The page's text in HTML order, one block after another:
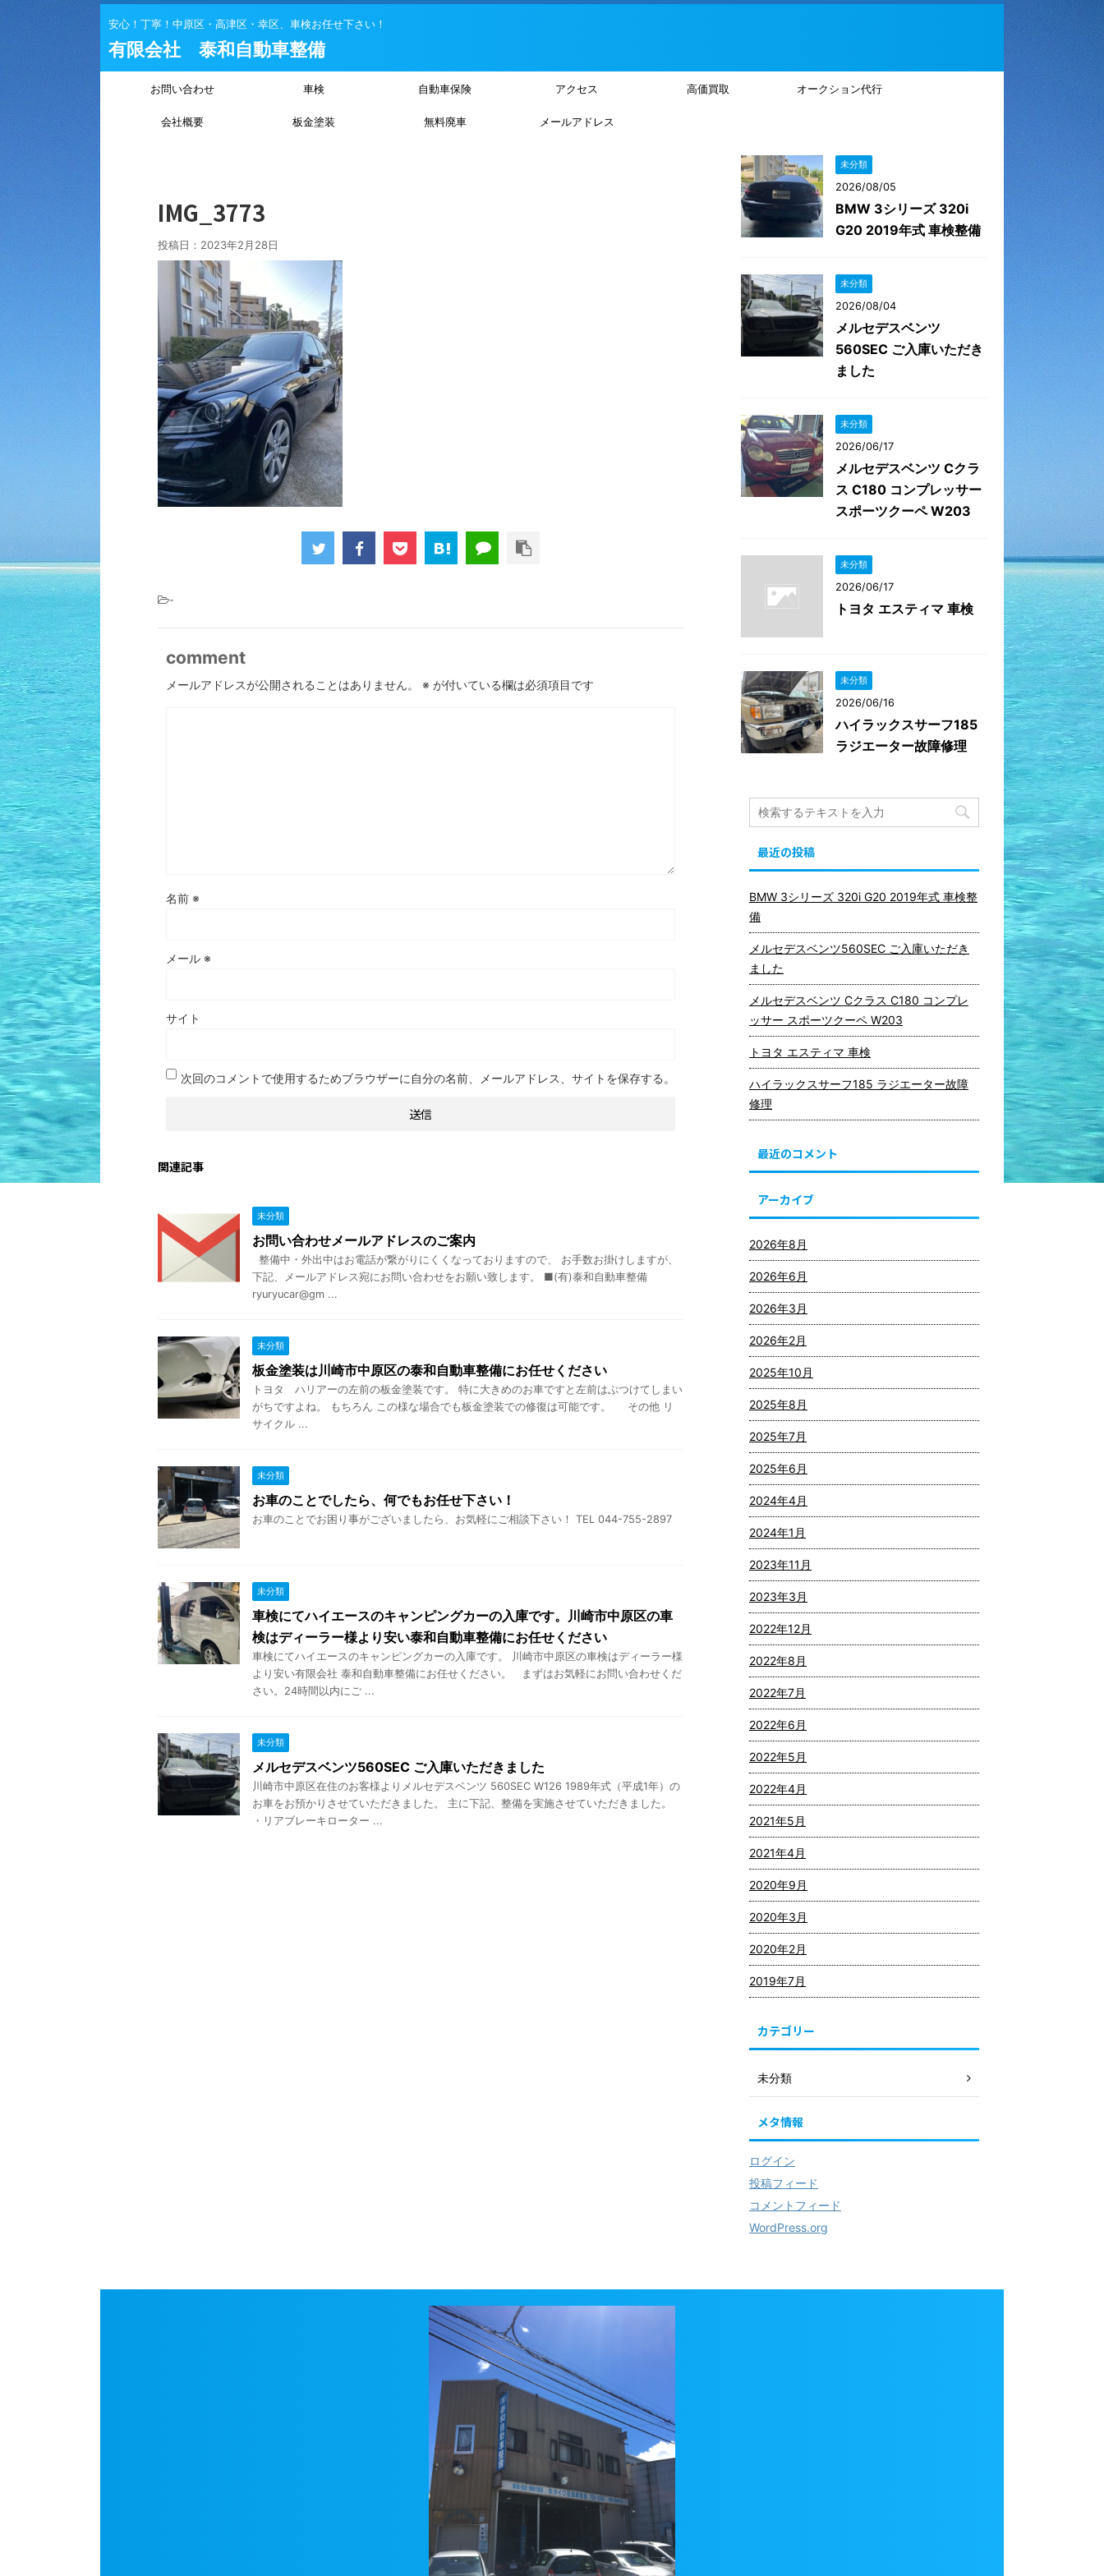
安心！丁寧！中原区・高津区・幸区、車検お任せ下さい！
有限会社 泰和自動車整備
お問い合わせ 車検 自動車保険 アクセス 高価買取 オークション代行
会社概要 板金塗装 無料廃車 メールアドレス
IMG_3773
投稿日： 2023年2月28日
-
comment
メールアドレスが公開されることはありません。 ※ が付いている欄は必須項目です
名前 ※
メール ※
サイト
次回のコメントで使用するためブラウザーに自分の名前、メールアドレス、サイトを保存する。
関連記事
未分類
お問い合わせメールアドレスのご案内
整備中・外出中はお電話が繋がりにくくなっておりますので、 お手数お掛けしますが、
下記、メールアドレス宛にお問い合わせをお願い致します。 ■(有)泰和自動車整備
ryuryucar@gm ...
未分類
板金塗装は川崎市中原区の泰和自動車整備にお任せください
トヨタ ハリアーの左前の板金塗装です。 特に大きめのお車ですと左前はぶつけてしまい
がちですよね。 もちろん この様な場合でも板金塗装での修復は可能です。 その他 リ
サイクル ...
未分類
お車のことでしたら、何でもお任せ下さい！
お車のことでお困り事がございましたら、お気軽にご相談下さい！ TEL 044-755-2897
未分類
車検にてハイエースのキャンピングカーの入庫です。川崎市中原区の車
検はディーラー様より安い泰和自動車整備にお任せください
車検にてハイエースのキャンピングカーの入庫です。 川崎市中原区の車検はディーラー様
より安い有限会社 泰和自動車整備にお任せください。 まずはお気軽にお問い合わせくだ
さい。24時間以内にご ...
未分類
メルセデスベンツ560SEC ご入庫いただきました
川崎市中原区在住のお客様よりメルセデスベンツ 560SEC W126 1989年式（平成1年）の
お車をお預かりさせていただきました。 主に下記、整備を実施させていただきました。
・リアブレーキローター ...
未分類
2026/08/05
BMW 3シリーズ 320i
G20 2019年式 車検整備
未分類
2026/08/04
メルセデスベンツ
560SEC ご入庫いただき
ました
未分類
2026/06/17
メルセデスベンツ Cクラ
ス C180 コンプレッサー
スポーツクーペ W203
未分類
2026/06/17
トヨタ エスティマ 車検
未分類
2026/06/16
ハイラックスサーフ185
ラジエーター故障修理
最近の投稿
BMW 3シリーズ 320i G20 2019年式 車検整
備
メルセデスベンツ560SEC ご入庫いただき
ました
メルセデスベンツ Cクラス C180 コンプレ
ッサー スポーツクーペ W203
トヨタ エスティマ 車検
ハイラックスサーフ185 ラジエーター故障
修理
最近のコメント
アーカイブ
2026年8月
2026年6月
2026年3月
2026年2月
2025年10月
2025年8月
2025年7月
2025年6月
2024年4月
2024年1月
2023年11月
2023年3月
2022年12月
2022年8月
2022年7月
2022年6月
2022年5月
2022年4月
2021年5月
2021年4月
2020年9月
2020年3月
2020年2月
2019年7月
カテゴリー
未分類
メタ情報
ログイン
投稿フィード
コメントフィード
WordPress.org